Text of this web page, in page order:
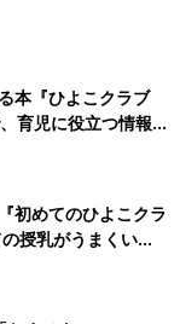
本『ひよこクラブ
育児に役立つ情報が
初めてのひよこクラ
授乳がうまくい
のトラブル 解決テ